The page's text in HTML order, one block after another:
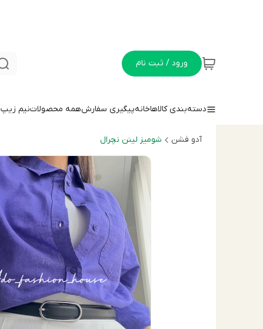
ورود / ثبت نام
دسته‌بندی کالاهاخانهپیگیری سفارشهمه محصولاتنيم زيپ
آدو فشن شوميز لينن نچرال